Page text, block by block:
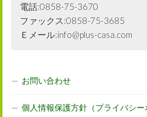
電話:0858-75-3670
ファックス:0858-75-3685
Ｅメール:info@plus-casa.com
お問い合わせ
個人情報保護方針（プライバシー